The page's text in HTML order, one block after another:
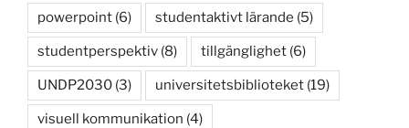
powerpoint (6) studentaktivt lärande (5)
studentperspektiv (8) tillgänglighet (6)
UNDP2030 (3) universitetsbiblioteket (19)
visuell kommunikation (4)